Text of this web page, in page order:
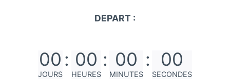
DEPART :
00
JOURS
: 00
HEURES
: 00
MINUTES
: 00
SECONDES